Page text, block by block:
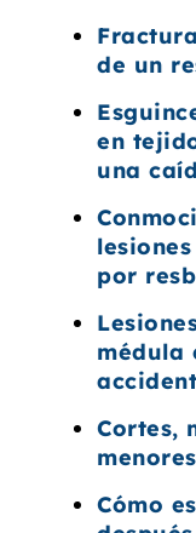
de un
en
una
por
médula
Cortes,
Cómo